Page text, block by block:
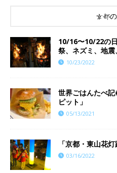
京都
10/16〜10/22の
祭、ネズミ、地
10/23/2022
世界ごはんたべ
ピット」
05/13/2021
「京都・東山花
03/16/2022